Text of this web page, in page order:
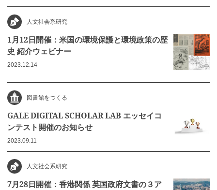
人文社会系研究
1月12日開催：米国の環境保護と環境政策の歴
史 紹介ウェビナー
2023.12.14
図書館をつくる
GALE DIGITAL SCHOLAR LAB エッセイコ
ンテスト開催のお知らせ
2023.09.11
人文社会系研究
7月28日開催：香港関係 英国政府文書の３ア